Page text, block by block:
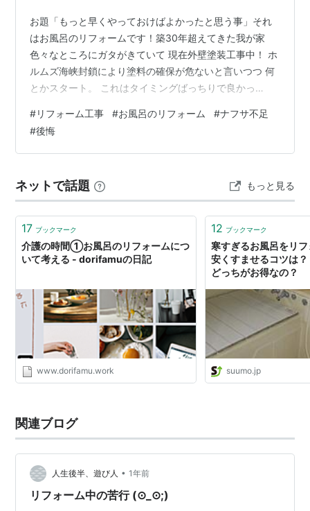
お題「もっと早くやっておけばよかったと思う事」それ
はお風呂のリフォームです！築30年超えてきた我が家
色々なところにガタがきていて 現在外壁塗装工事中！ ホ
ルムズ海峡封鎖により塗料の確保が危ないと言いつつ 何
とかスタート。 これはタイミングばっちりで良かっ
を立てていた矢先 TOTOがユニットバス新規受注停止、
再開「見通し立たず」。ホルムズ海峡封鎖→ナフサ不
足、LIXILは「状況が確定次第、公表」【イラン戦争】仕
いきなりこんなことになるなんで… 材料費も軒並み値上
げ…。 これからお家を建てる計…
#リフォーム工事 #お風呂のリフォーム #ナフサ不足
#後悔
ネットで話題 もっと見る
17 ブックマーク
介護の時間①お風呂のリフォームにつ
いて考える - dorifamuの日記
www.dorifamu.work
12 ブックマーク
寒すぎるお風呂をリ
安くすませるコツは
どっちがお得なの？
suumo.jp
関連ブログ
人生後半、遊び人 • 1年前
リフォーム中の苦行 (⊙_⊙;)